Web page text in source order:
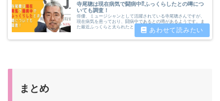
寺尾聰は現在病気で闘病中⁉ふっくらしたとの噂につ
いても調査！
俳優、ミュージシャンとして活躍されている寺尾聰さんですが、
現在病気を患っており、闘病中であるとの噂があるようです。ま
た最近ふっくらと太られたとも言われています。病気の影響なの
でしょうか。今回は寺尾聰さんの病気の噂についても調査しまし
まとめ